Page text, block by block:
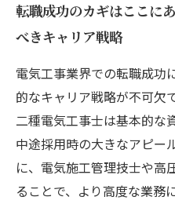
転職成功のカギはここに
べきキャリア戦略
電気工事業界での転職成功
的なキャリア戦略が不可欠
二種電気工事士は基本的な
中途採用時の大きなアピー
に、電気施工管理技士や高
ることで、より高度な業務